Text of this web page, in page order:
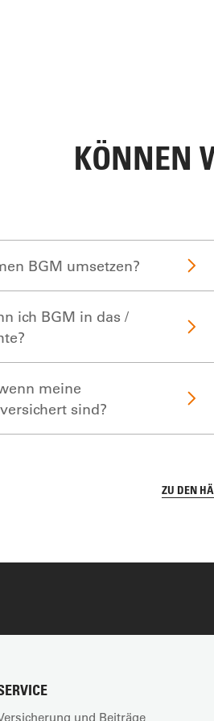
KÖNNEN
BGM umsetzen?
ich BGM in das /
meine
sind?
ZU DEN
und Beiträge